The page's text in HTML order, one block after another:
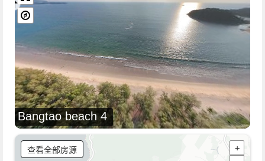
Bangtao beach 4
查看全部房源
+